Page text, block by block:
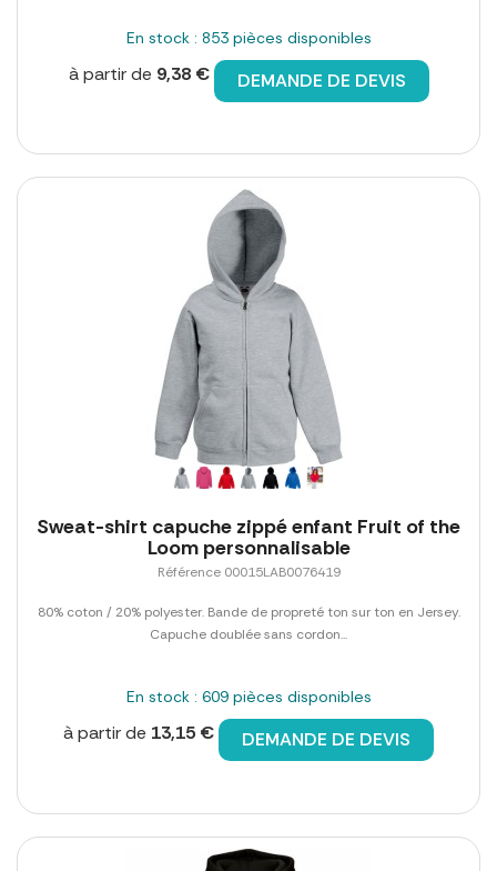
En stock : 853 pièces disponibles
à partir de 9,38 € DEMANDE DE DEVIS
Sweat-shirt capuche zippé enfant Fruit of the
Loom personnalisable
Référence 00015LAB0076419
80% coton / 20% polyester. Bande de propreté ton sur ton en Jersey.
Capuche doublée sans cordon...
En stock : 609 pièces disponibles
à partir de 13,15 € DEMANDE DE DEVIS